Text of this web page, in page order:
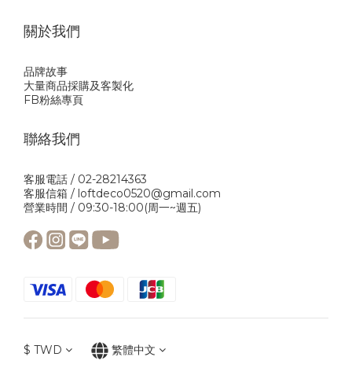
關於我們
品牌故事
大量商品採購及客製化
FB粉絲專頁
聯絡我們
客服電話 / 02-28214363
客服信箱 / loftdeco0520@gmail.com
營業時間 / 09:30-18:00(周一~週五)
$ TWD 繁體中文